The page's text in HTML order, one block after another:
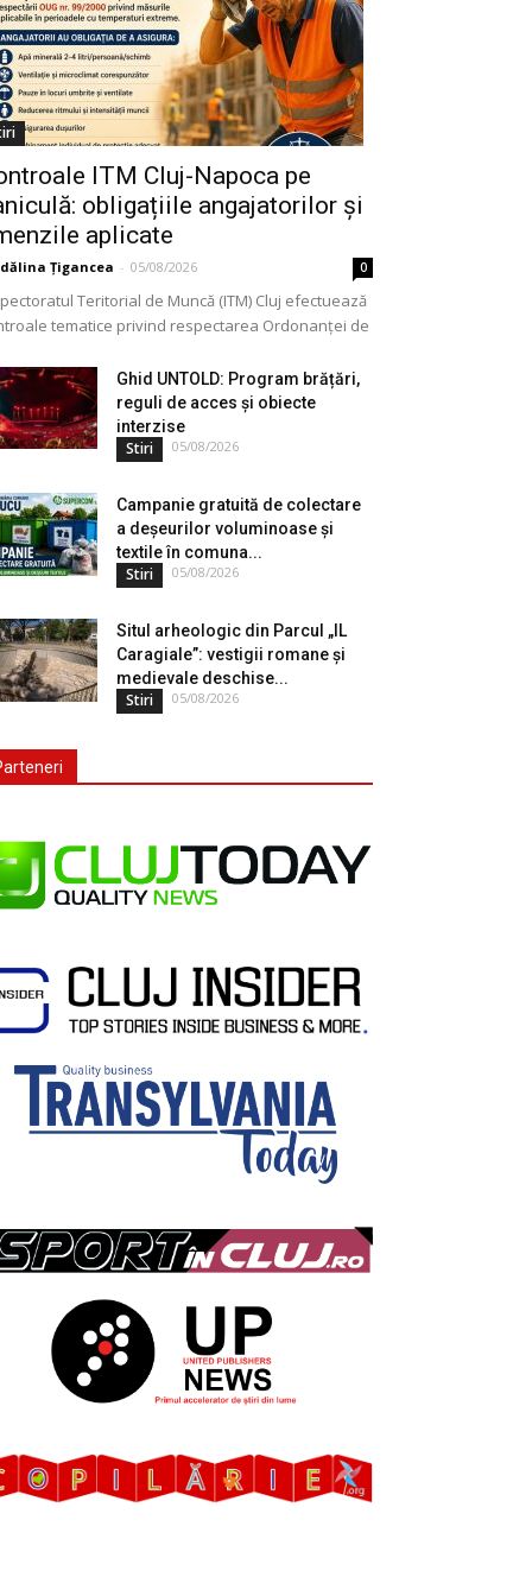
ITM Cluj-Napoca pe
obligațiile angajatorilor și
aplicate
Țigancea - 05/08/2026 0
Teritorial de Muncă (ITM) Cluj efectuează
tematice privind respectarea Ordonanței de
aplică măsurile...Ghid UNTOLD: Program brățări,
reguli de acces și obiecte
interzise
Stiri 05/08/2026
Campanie gratuită de colectare
a deșeurilor voluminoase și
textile în comuna...
Stiri 05/08/2026
Situl arheologic din Parcul „IL
Caragiale”: vestigii romane și
medievale deschise...
Stiri 05/08/2026